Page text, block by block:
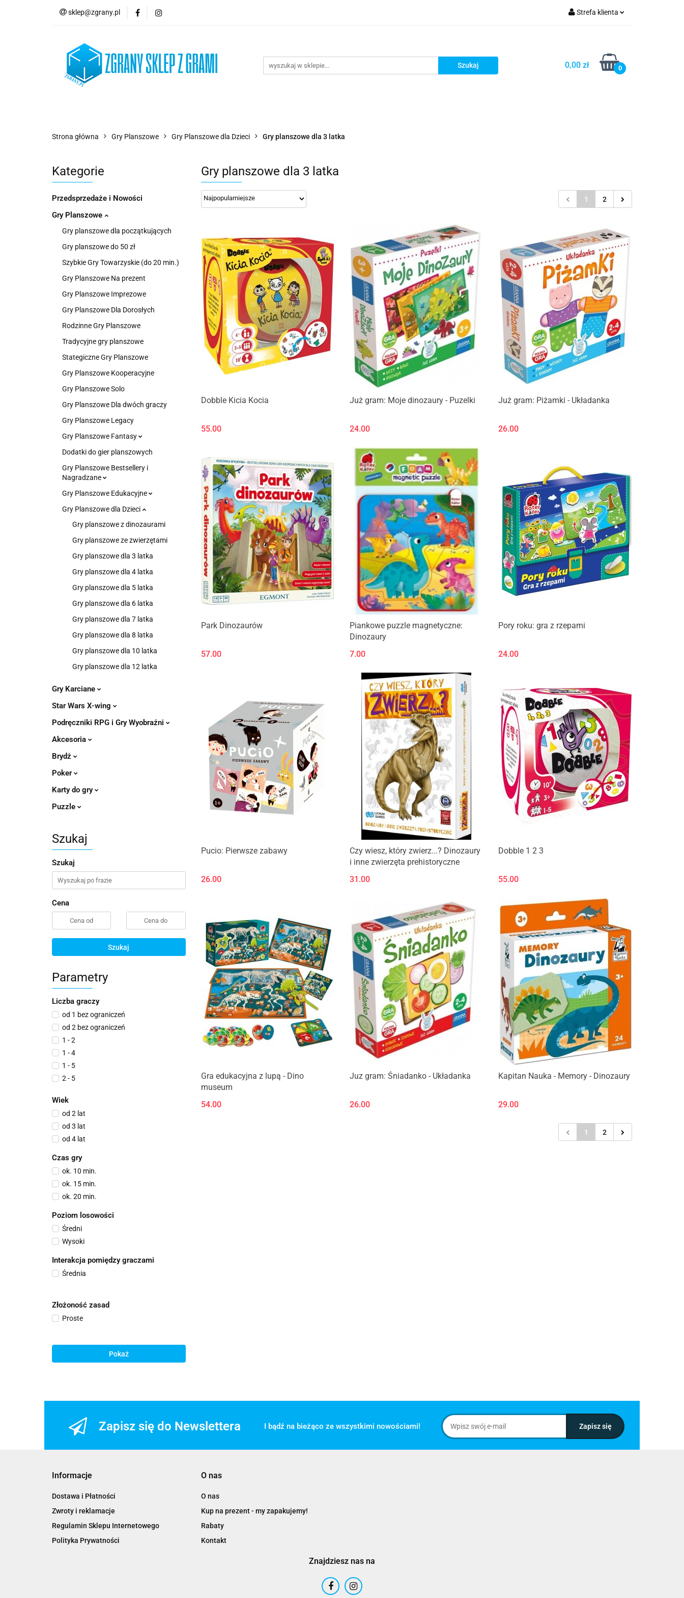
sklep@zgrany.pl Strefa klienta
Zarejestruj się
Dodaj zgłoszenie
0,00 zł 0
Nowości
Brydż, Poker i Karty do Gry
Strona główna Gry Planszowe Gry Planszowe dla Dzieci Gry planszowe dla 3 latka
Kategorie
Przedsprzedaże i Nowości
Gry Planszowe
Gry planszowe dla początkujących
Gry planszowe do 50 zł
Szybkie Gry Towarzyskie (do 20 min.)
Gry Planszowe Na prezent
Gry Planszowe Imprezowe
Gry Planszowe Dla Dorosłych
Rodzinne Gry Planszowe
Tradycyjne gry planszowe
Stategiczne Gry Planszowe
Gry Planszowe Kooperacyjne
Gry Planszowe Solo
Gry Planszowe Dla dwóch graczy
Gry Planszowe Legacy
Gry Planszowe Fantasy
Dodatki do gier planszowych
Gry Planszowe Bestsellery i
Nagradzane
Gry Planszowe Edukacyjne
Gry Planszowe dla Dzieci
Gry planszowe z dinozaurami
Gry planszowe ze zwierzętami
Gry planszowe dla 3 latka
Gry planszowe dla 4 latka
Gry planszowe dla 5 latka
Gry planszowe dla 6 latka
Gry planszowe dla 7 latka
Gry planszowe dla 8 latka
Gry planszowe dla 10 latka
Gry planszowe dla 12 latka
Gry Karciane
Star Wars X-wing
Podręczniki RPG i Gry Wyobraźni
Akcesoria
Brydż
Poker
Karty do gry
Puzzle
Szukaj
Szukaj
Cena
Szukaj
Parametry
Liczba graczy
od 1 bez ograniczeń
od 2 bez ograniczeń
1 - 2
1 - 4
1 - 5
2 - 5
Wiek
od 2 lat
od 3 lat
od 4 lat
Czas gry
ok. 10 min.
ok. 15 min.
ok. 20 min.
Poziom losowości
Średni
Wysoki
Interakcja pomiędzy graczami
Średnia
Złożoność zasad
Proste
Pokaż
Gry planszowe dla 3 latka
1 2
Dobble Kicia Kocia
55.00
Już gram: Moje dinozaury - Puzelki
24.00
Już gram: Piżamki - Układanka
26.00
Park Dinozaurów
57.00
Piankowe puzzle magnetyczne:
Dinozaury
7.00
Pory roku: gra z rzepami
24.00
Produkt niedostępny
Pucio: Pierwsze zabawy
26.00
Produkt niedostępny
Czy wiesz, który zwierz...? Dinozaury
i inne zwierzęta prehistoryczne
31.00
Produkt niedostępny
Dobble 1 2 3
55.00
Produkt niedostępny
Gra edukacyjna z lupą - Dino
museum
54.00
Produkt niedostępny
Juz gram: Śniadanko - Układanka
26.00
Produkt niedostępny
Kapitan Nauka - Memory - Dinozaury
29.00
1 2
Zapisz się do Newslettera I bądź na bieżąco ze wszystkimi nowościami!
Informacje
Dostawa i Płatności
Zwroty i reklamacje
Regulamin Sklepu Internetowego
Polityka Prywatności
O nas
O nas
Kup na prezent - my zapakujemy!
Rabaty
Kontakt
Znajdziesz nas na